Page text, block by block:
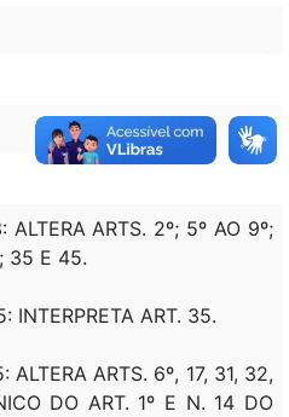
ARTS. 2º; 5º AO 9º;
35 E 45.
INTERPRETA ART. 35.
ARTS. 6º, 17, 31, 32,
DO ART. 1º E N. 14 DO